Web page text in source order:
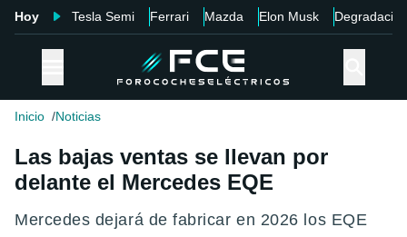
Hoy Tesla Semi Ferrari Mazda Elon Musk Degradación
Inicio Noticias
Las bajas ventas se llevan por
delante el Mercedes EQE
Mercedes dejará de fabricar en 2026 los EQE